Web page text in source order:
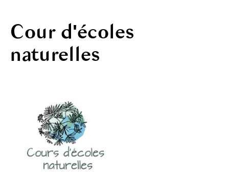
Cour d'écoles
naturelles